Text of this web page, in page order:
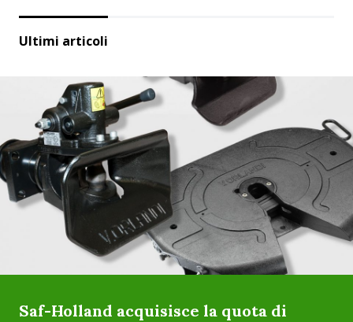
Ultimi articoli
Saf-Holland acquisisce la quota di